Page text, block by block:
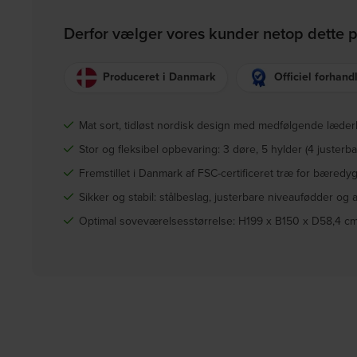
Derfor vælger vores kunder netop dette
Produceret i Danmark Officiel
Mat sort, tidløst nordisk design med medfølgende
Stor og fleksibel opbevaring: 3 døre, 5 hylder (4
Fremstillet i Danmark af FSC-certificeret træ for
Sikker og stabil: stålbeslag, justerbare niveaufødder
Optimal soveværelsesstørrelse: H199 x B150 x D58,4